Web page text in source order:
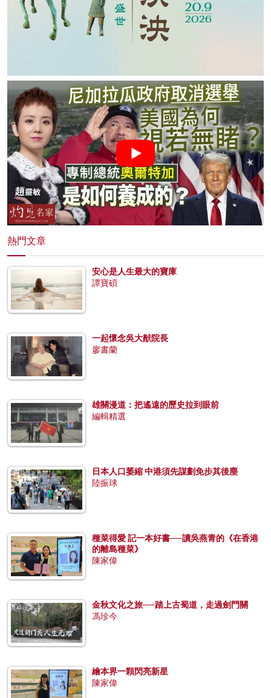
熱門文章
安心是人生最大的寶庫
譚寶碩
一起懷念吳大猷院長
廖書蘭
雄關漫道：把遙遠的歷史拉到眼前
編輯精選
日本人口萎縮 中港須先謀劃免步其後塵
陸振球
種菜得愛 記一本好書──讀吳燕青的《在香港
的離島種菜》
陳家偉
金秋文化之旅──踏上古蜀道，走過劍門關
馮珍今
繪本界一顆閃亮新星
陳家偉